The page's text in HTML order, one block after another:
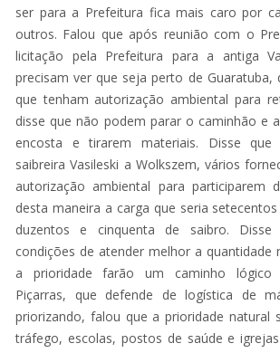
ser para a Prefeitura fica mais caro por
outros. Falou que após reunião com o
licitação pela Prefeitura para a antiga
precisam ver que seja perto de Guaratuba,
que tenham autorização ambiental para
disse que não podem parar o caminhão e
encosta e tirarem materiais. Disse
saibreira Vasileski a Wolkszem, vários
autorização ambiental para participarem
desta maneira a carga que seria
duzentos e cinquenta de saibro.
condições de atender melhor a quantidade
a prioridade farão um caminho lógico
Piçarras, que defende de logística de
priorizando, falou que a prioridade natural
tráfego, escolas, postos de saúde e